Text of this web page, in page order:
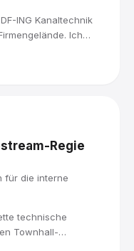
ING Kanaltechnik
Ich
der
Regie
für die interne
technische
Townhall-